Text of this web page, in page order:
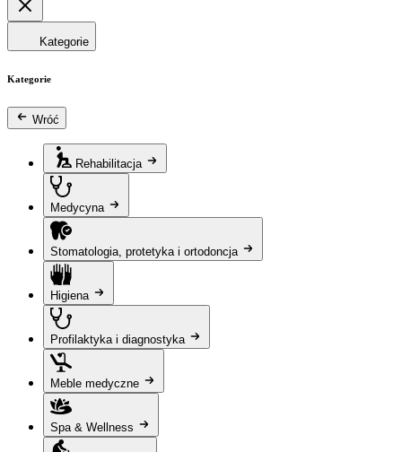
Kategorie
Kategorie
Wróć
Rehabilitacja
Medycyna
Stomatologia, protetyka i ortodoncja
Higiena
Profilaktyka i diagnostyka
Meble medyczne
Spa & Wellness